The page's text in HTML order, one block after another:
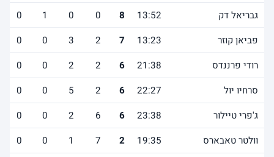
גבריאל דק
13:52
8
0
0
1
0
פביאן קוזר
13:23
7
2
3
0
0
רודי פרננדס
21:38
6
2
2
0
0
סרחיו יול
22:27
6
2
5
0
0
ג'פרי טיילור
23:38
6
6
2
0
0
וולטר טאבארס
19:35
2
7
1
0
0